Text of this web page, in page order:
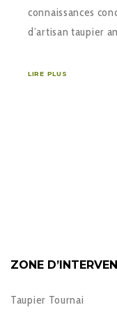
connaissances
d’artisan taupier
LIRE PLUS
ZONE
Taupier Tournai